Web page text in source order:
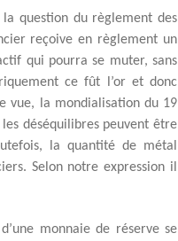
question du règlement des
reçoive en règlement un
qui pourra se muter, sans
ce fût l’or et donc
vue, la mondialisation du 19
déséquilibres peuvent être
la quantité de métal
Selon notre expression il
monnaie de réserve se